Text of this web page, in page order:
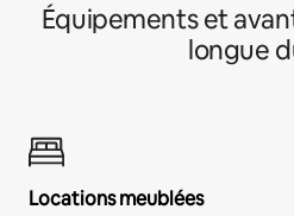
Équipements et
longue
Locations meublées